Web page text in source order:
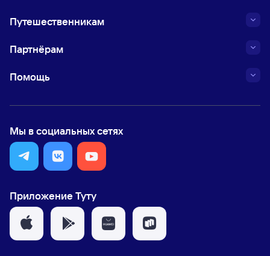
Путешественникам
Партнёрам
Помощь
Мы в социальных сетях
Приложение Туту